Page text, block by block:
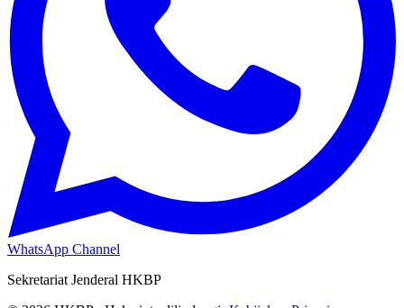
WhatsApp Channel
Sekretariat Jenderal HKBP